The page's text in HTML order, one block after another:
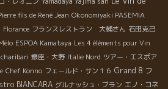
fils de René Jean Okonomiyaki PASEMIA
Florance フランスレストラン 大輔さん 石田克己
ESPOA Kamataya Les 4 éléments pour Vin
charibari 銀座・大野 Italie Nord ツアー・エスポア
Chef Konno フェールド・サン１６ Grand 8 フ
BIANCARA グルナッシュ・ブラン エノ・コネ